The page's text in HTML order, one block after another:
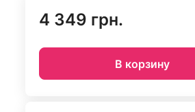
4 349 грн.
В корзину